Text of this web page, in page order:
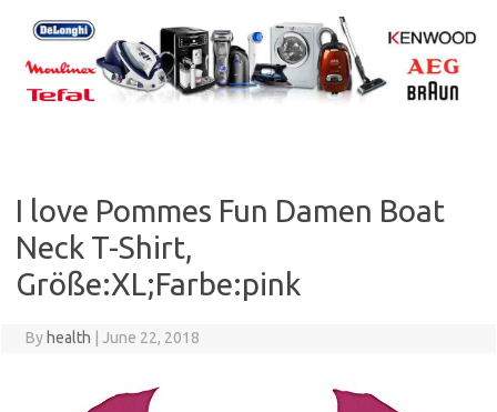
content
I love Pommes Fun Damen Boat
Neck T-Shirt,
Größe:XL;Farbe:pink
By health June 22, 2018